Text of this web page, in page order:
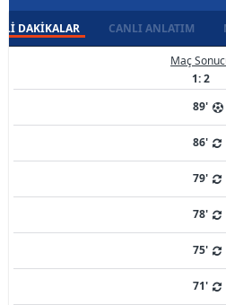
DAKIKALAR CANLI ANLATIM
Maç
1: 2
89'
86'
79'
78'
75'
71'